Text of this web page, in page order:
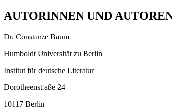
AUTORINNEN UND
Dr. Constanze Baum
Humboldt Universität zu Berlin
Institut für deutsche Literatur
Dorotheenstraße 24
10117 Berlin